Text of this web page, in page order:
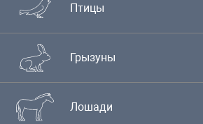
Птицы
Грызуны
Лошади